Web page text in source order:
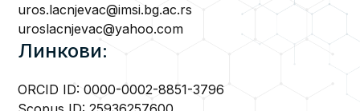
uros.lacnjevac@imsi.bg.ac.rs
uroslacnjevac@yahoo.com
Линкови:
ORCID ID:0000-0002-8851-3796